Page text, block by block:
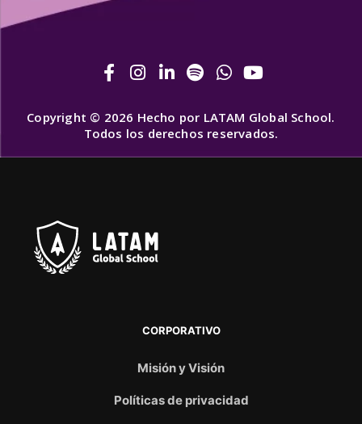
Copyright © 2026 Hecho por LATAM Global School.
Todos los derechos reservados.
CORPORATIVO
Misión y Visión
Políticas de privacidad